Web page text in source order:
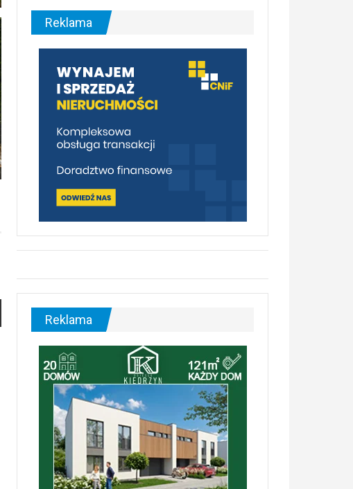
[fotorelacja]
Reklama
Reklama